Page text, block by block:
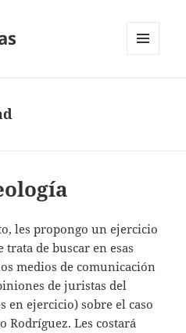
les propongo un ejercicio
de buscar en esas
medios de comunicación
de juristas del
en ejercicio) sobre el caso
Rodríguez. Les costará